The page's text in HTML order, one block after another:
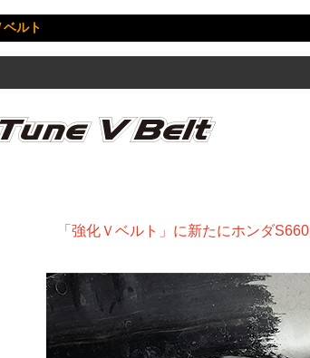
ルト
「強化Ｖベルト」に新たにホンダ